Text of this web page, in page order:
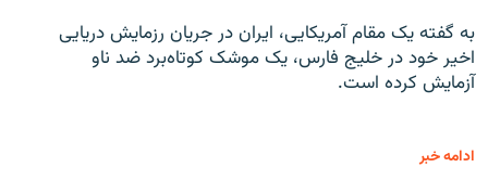
به گفته یک مقام آمریکایی، ایران در جریان رزمایش دریایی
اخیر خود در خلیج فارس، یک موشک کوتاه‌برد ضد ناو
آزمایش کرده است.
ادامه خبر